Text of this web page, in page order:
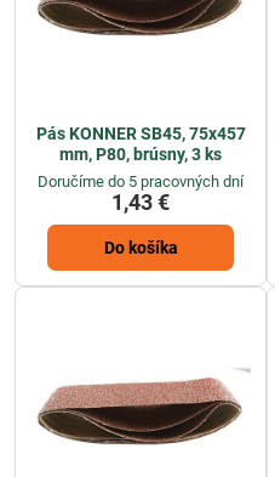
Pás KONNER SB45, 75x457
mm, P80, brúsny, 3 ks
Doručíme do 5 pracovných dní
1,43 €
Do košíka